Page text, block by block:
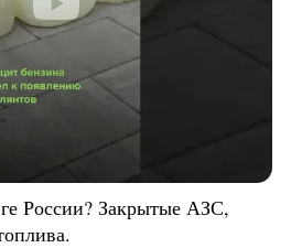
России? Закрытые АЗС,